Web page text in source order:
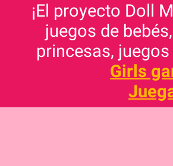
¡El proyecto Doll
juegos de
princesas,
Girls